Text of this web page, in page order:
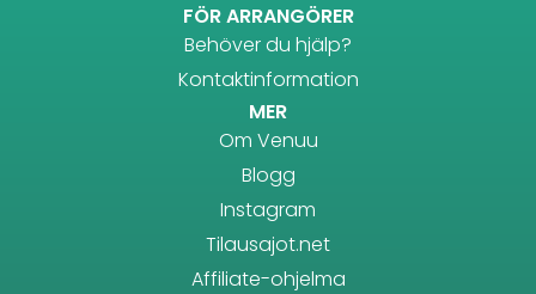
FÖR ARRANGÖRER
Behöver du hjälp?
Kontaktinformation
MER
Om Venuu
Blogg
Instagram
Tilausajot.net
Affiliate-ohjelma